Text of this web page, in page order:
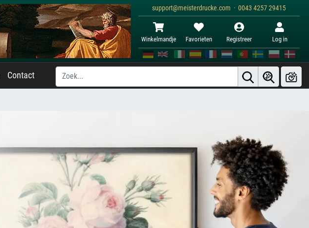
support@meisterdrucke.com · 0043 4257 29415
Winkelmandje Favorieten Registreer Log in
Contact